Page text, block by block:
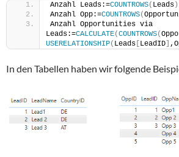
Anzahl Leads:=COUNTROWS( Leads )
Anzahl Opp:=COUNTROWS(
Anzahl Opportunities via
Leads:=CALCULATE(COUNTROWS(
USERELATIONSHIP( Leads LeadID
In den Tabellen haben wir folgende